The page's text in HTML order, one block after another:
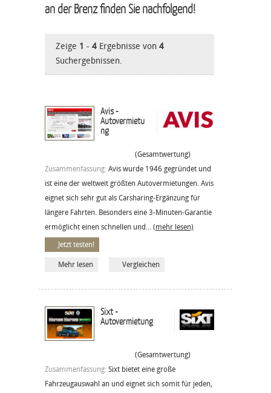
an der Brenz finden Sie nachfolgend!
Zeige 1 - 4 Ergebnisse von 4
Suchergebnissen.
Avis -
Autovermietu
ng
(Gesamtwertung)
Zusammenfassung: Avis wurde 1946 gegründet und
ist eine der weltweit größten Autovermietungen. Avis
eignet sich sehr gut als Carsharing-Ergänzung für
längere Fahrten. Besonders eine 3-Minuten-Garantie
ermöglicht einen schnellen und... (mehr lesen)
Jetzt testen!
Mehr lesen Vergleichen
Sixt -
Autovermietung
(Gesamtwertung)
Zusammenfassung: Sixt bietet eine große
Fahrzeugauswahl an und eignet sich somit für jeden,